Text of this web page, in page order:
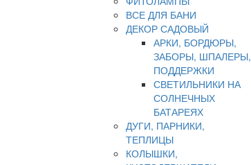
ВСЕ ДЛЯ БАНИ
ДЕКОР САДОВЫЙ
АРКИ, БОРДЮРЫ,
ЗАБОРЫ, ШПАЛЕРЫ,
ПОДДЕРЖКИ
СВЕТИЛЬНИКИ НА
СОЛНЕЧНЫХ
БАТАРЕЯХ
ДУГИ, ПАРНИКИ,
ТЕПЛИЦЫ
КОЛЫШКИ,